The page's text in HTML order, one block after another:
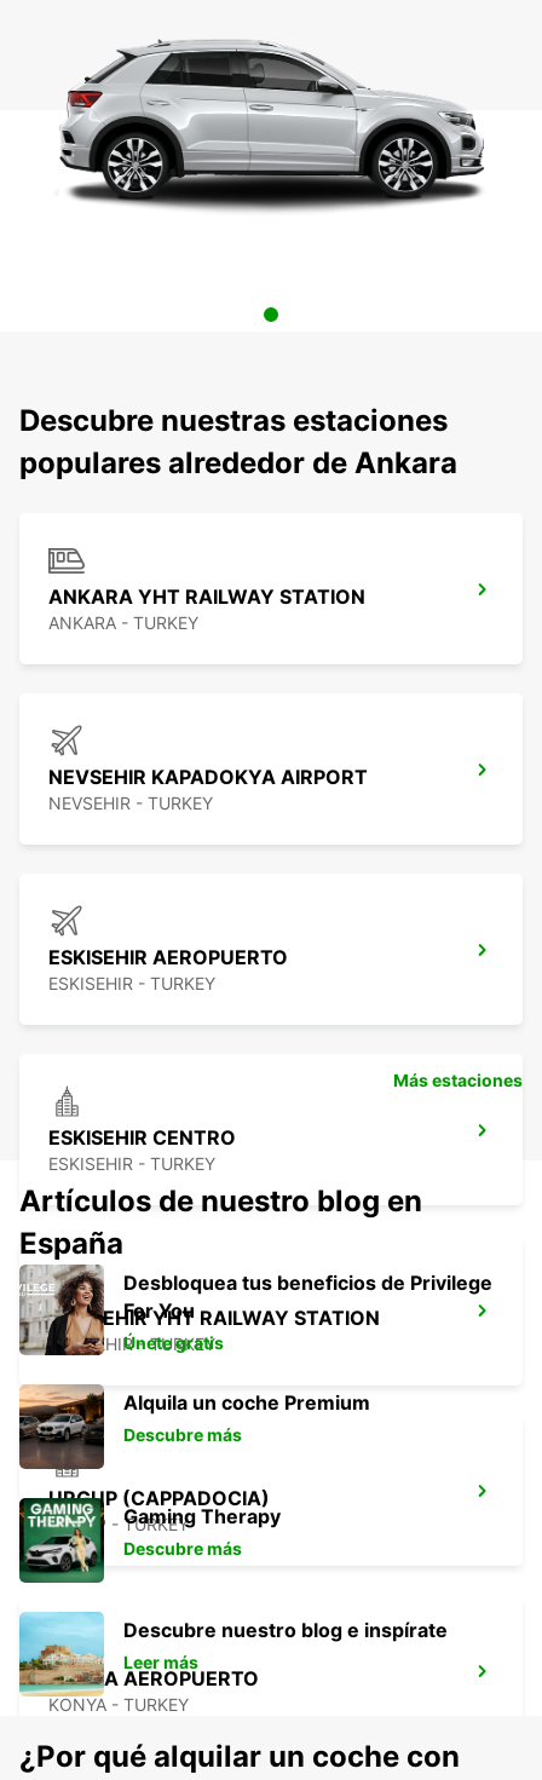
Descubre nuestras estaciones
populares alrededor de Ankara
ANKARA YHT RAILWAY STATION
ANKARA - TURKEY
NEVSEHIR KAPADOKYA AIRPORT
NEVSEHIR - TURKEY
ESKISEHIR AEROPUERTO
ESKISEHIR - TURKEY
ESKISEHIR CENTRO
ESKISEHIR - TURKEY
ESKISEHIR YHT RAILWAY STATION
ESKISEHIR - TURKEY
URGUP (CAPPADOCIA)
URGUP - TURKEY
KONYA AEROPUERTO
KONYA - TURKEY
Más estaciones
Artículos de nuestro blog en
España
Desbloquea tus beneficios de Privilege
For You
Únete gratis
Alquila un coche Premium
Descubre más
Gaming Therapy
Descubre más
Descubre nuestro blog e inspírate
Leer más
¿Por qué alquilar un coche con